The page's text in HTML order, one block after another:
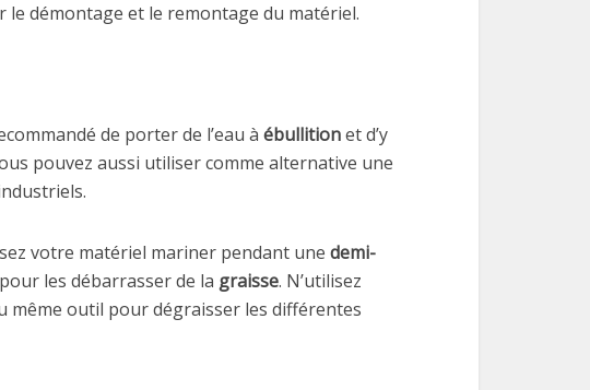
le démontage et le remontage du matériel.
de porter de l’eau à ébullitionet d’y
pouvez aussi utiliser comme alternative une
votre matériel mariner pendant une demi-
les débarrasser de la graisse. N’utilisez
même outil pour dégraisser les différentes